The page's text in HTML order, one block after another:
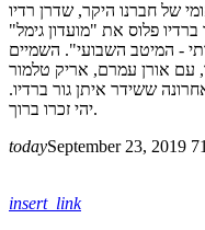
של חברנו היקר, שדרן רדיו
פלוס את "מועדון גימל"
- המיטב השבועי". השמיים
עם אורן עמרם, אריק טלמור
2019 - התכנית האחרונה ששידר איתן גור ברדיו.
יהי זכרו ברוך.
todaySeptember 23, 2019
insert_link